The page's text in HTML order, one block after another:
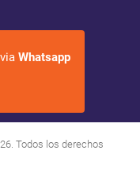
Whatsapp
Todos los derechos